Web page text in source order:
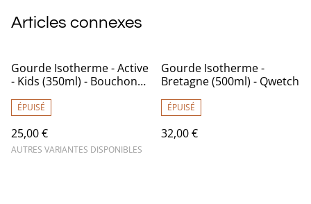
Articles connexes
Gourde Isotherme - Active
- Kids (350ml) - Bouchon
ÉPUISÉ
25,00 €
AUTRES VARIANTES DISPONIBLES
Gourde Isotherme -
Bretagne (500ml) - Qwetch
ÉPUISÉ
32,00 €